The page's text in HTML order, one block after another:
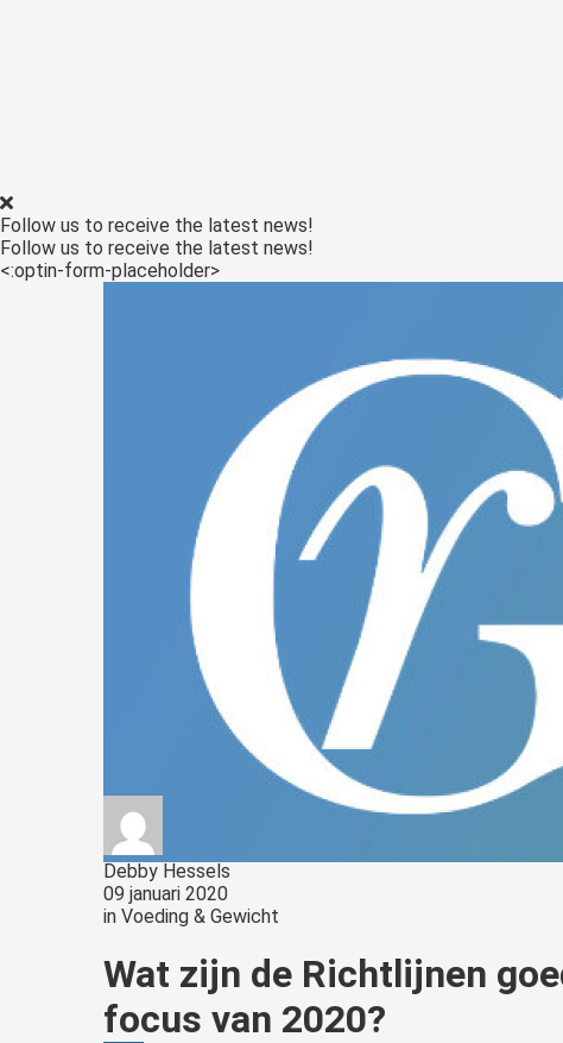
Follow us to receive the latest news!
Follow us to receive the latest news!
<:optin-form-placeholder>
Debby Hessels
09 januari 2020
in Voeding & Gewicht
Wat zijn de Richtlijnen
focus van 2020?